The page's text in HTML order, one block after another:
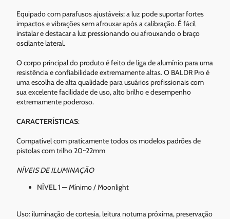
Equipado com parafusos ajustáveis; a luz pode suportar fortes
impactos e vibrações sem afrouxar após a calibração. É fácil
instalar e destacar a luz pressionando ou afrouxando o braço
oscilante lateral.
O corpo principal do produto é feito de liga de alumínio para uma
resistência e confiabilidade extremamente altas. O BALDR Pro é
uma escolha de alta qualidade para usuários profissionais com
sua excelente facilidade de uso, alto brilho e desempenho
extremamente poderoso.
CARACTERÍSTICAS:
Compatível com praticamente todos os modelos padrões de
pistolas com trilho 20~22mm
NÍVEIS DE ILUMINAÇÃO
NÍVEL 1 — Mínimo / Moonlight
Uso: iluminação de cortesia, leitura noturna próxima, preservação